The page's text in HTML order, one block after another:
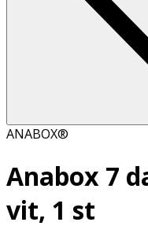
ANABOX®
Anabox 7
vit, 1 st